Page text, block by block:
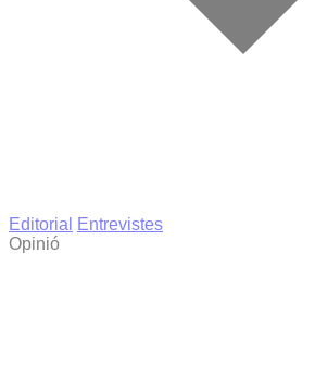
Editorial
Entrevistes
Opinió